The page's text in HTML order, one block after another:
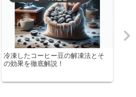
冷凍したコーヒー豆の解凍法とそ
の効果を徹底解説！